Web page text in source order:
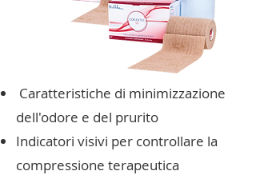
Caratteristiche di minimizzazione
dell'odore e del prurito
Indicatori visivi per controllare la
compressione terapeutica